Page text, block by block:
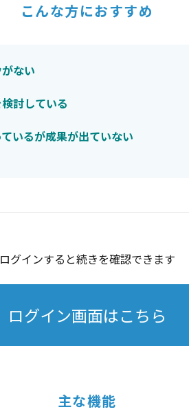
こんな方におすすめ
ない
討している
いるが成果が出ていない
ログインすると続きを確認できます
ログイン画面はこちら
主な機能